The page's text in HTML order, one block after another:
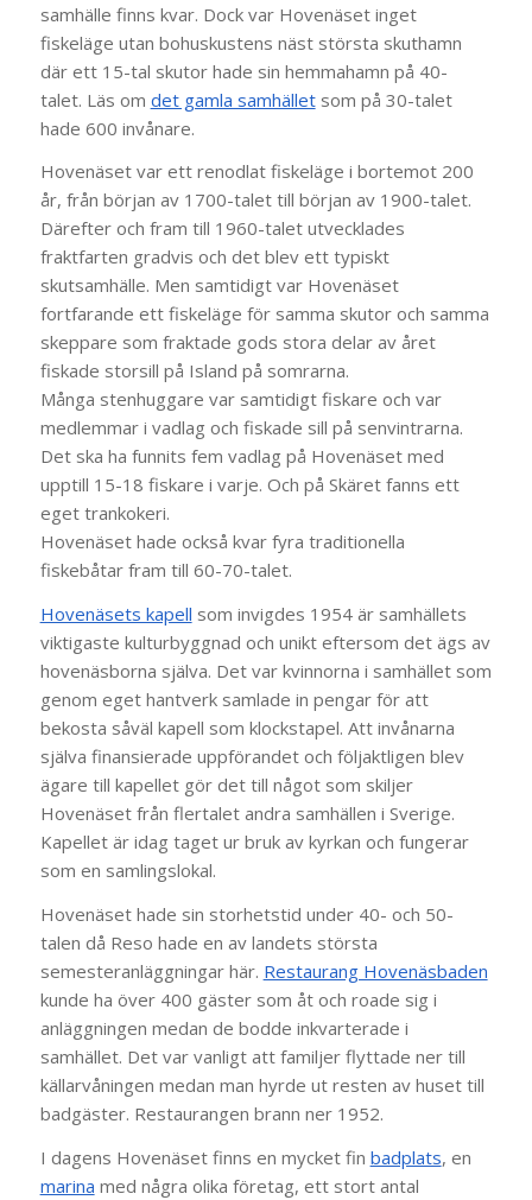
samhälle finns kvar. Dock var Hovenäset inget
fiskeläge utan bohuskustens näst största skuthamn
där ett 15-tal skutor hade sin hemmahamn på 40-
talet. Läs om det gamla samhälletsom på 30-talet
hade 600 invånare.
Hovenäset var ett renodlat fiskeläge i bortemot 200
år, från början av 1700-talet till början av 1900-talet.
Därefter och fram till 1960-talet utvecklades
fraktfarten gradvis och det blev ett typiskt
skutsamhälle. Men samtidigt var Hovenäset
fortfarande ett fiskeläge för samma skutor och samma
skeppare som fraktade gods stora delar av året
fiskade storsill på Island på somrarna.
Många stenhuggare var samtidigt fiskare och var
medlemmar i vadlag och fiskade sill på senvintrarna.
Det ska ha funnits fem vadlag på Hovenäset med
upptill 15-18 fiskare i varje. Och på Skäret fanns ett
eget trankokeri.
Hovenäset hade också kvar fyra traditionella
fiskebåtar fram till 60-70-talet.
Hovenäsets kapell som invigdes 1954 är samhällets
viktigaste kulturbyggnad och unikt eftersom det ägs av
hovenäsborna själva. Det var kvinnorna i samhället som
genom eget hantverk samlade in pengar för att
bekosta såväl kapell som klockstapel. Att invånarna
själva finansierade uppförandet och följaktligen blev
ägare till kapellet gör det till något som skiljer
Hovenäset från flertalet andra samhällen i Sverige.
Kapellet är idag taget ur bruk av kyrkan och fungerar
som en samlingslokal.
Hovenäset hade sin storhetstid under 40- och 50-
talen då Reso hade en av landets största
semesteranläggningar här. Restaurang Hovenäsbaden
kunde ha över 400 gäster som åt och roade sig i
anläggningen medan de bodde inkvarterade i
samhället. Det var vanligt att familjer flyttade ner till
källarvåningen medan man hyrde ut resten av huset till
badgäster. Restaurangen brann ner 1952.
I dagens Hovenäset finns en mycket fin badplats, en
marina med några olika företag, ett stort antal